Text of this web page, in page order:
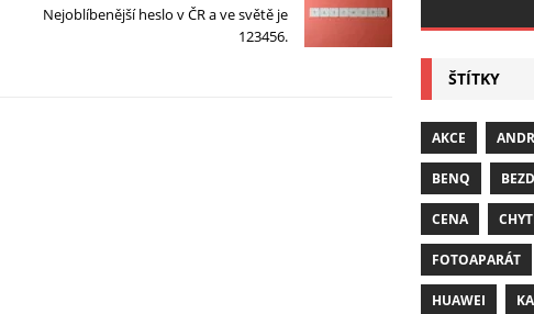
Nejoblíbenější heslo v ČR a ve světě je
123456.
ŠTÍTKY
AKCE
BENQ
CENA
FOTOAPARÁT
HUAWEI